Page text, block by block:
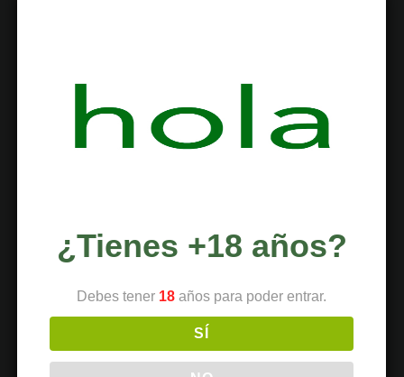
Deportes
¿Tienes +18 años?
Debes tener 18 años para poder entrar.
SÍ